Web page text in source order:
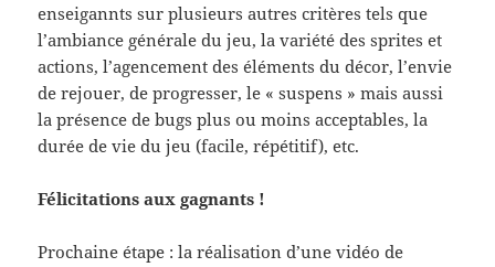
enseigannts sur plusieurs autres critères tels que
l’ambiance générale du jeu, la variété des sprites et
actions, l’agencement des éléments du décor, l’envie
de rejouer, de progresser, le « suspens » mais aussi
la présence de bugs plus ou moins acceptables, la
durée de vie du jeu (facile, répétitif), etc.
Félicitations aux gagnants !
Prochaine étape : la réalisation d’une vidéo de